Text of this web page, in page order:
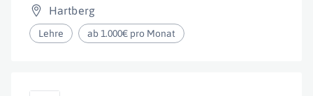
Hartberg
Lehre ab 1.000€ pro Monat